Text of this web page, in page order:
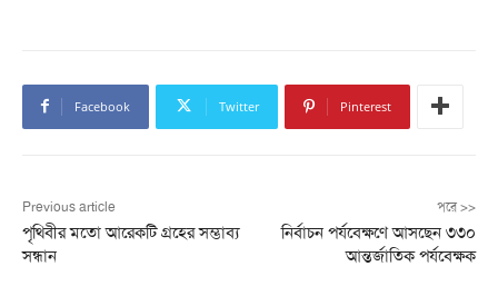
Facebook Twitter Pinterest
Previous article
পৃথিবীর মতো আরেকটি গ্রহের সম্ভাব্য
সন্ধান
পরে >>
নির্বাচন পর্যবেক্ষণে আসছেন ৩৩০
আন্তর্জাতিক পর্যবেক্ষক